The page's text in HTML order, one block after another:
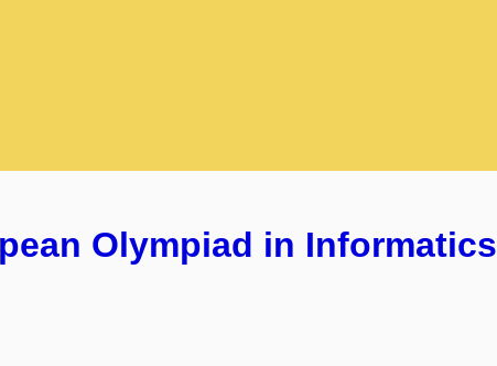
Olympiad in Informatics